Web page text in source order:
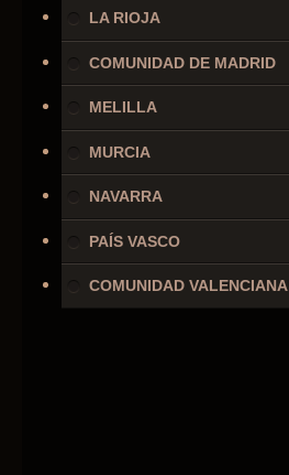
LA RIOJA
COMUNIDAD DE MADRID
MELILLA
MURCIA
NAVARRA
PAÍS VASCO
COMUNIDAD VALENCIANA